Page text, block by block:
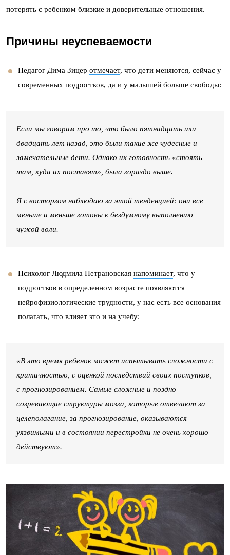
потерять с ребенком близкие и доверительные отношения.
Причины неуспеваемости
Педагог Дима Зицер отмечает, что дети меняются, сейчас у
современных подростков, да и у малышей больше свободы:
Если мы говорим про то, что было пятнадцать или
двадцать лет назад, это были такие же чудесные и
замечательные дети. Однако их готовность «стоять
там, куда их поставят», была гораздо выше.
Я с восторгом наблюдаю за этой тенденцией: они все
меньше и меньше готовы к бездумному выполнению
чужой воли.
Психолог Людмила Петрановская напоминает, что у
подростков в определенном возрасте появляются
нейрофизиологические трудности, у нас есть все основания
полагать, что влияет это и на учебу:
«В это время ребенок может испытывать сложности с
критичностью, с оценкой последствий своих поступков,
с прогнозированием. Самые сложные и поздно
созревающие структуры мозга, которые отвечают за
целеполагание, за прогнозирование, оказываются
уязвимыми и в состоянии перестройки не очень хорошо
действуют».